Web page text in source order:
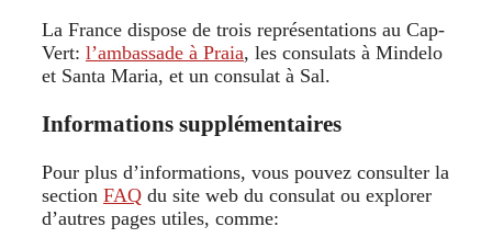
La France dispose de trois représentations au Cap-
Vert: l’ambassade à Praia, les consulats à Mindelo
et Santa Maria, et un consulat à Sal.
Informations supplémentaires
Pour plus d’informations, vous pouvez consulter la
section FAQ du site web du consulat ou explorer
d’autres pages utiles, comme: